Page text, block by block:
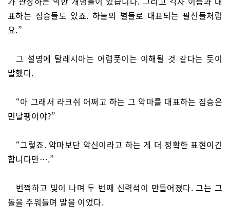
표하는 짐승들도 있죠. 하늘의 별들로 대표되는 팔신들처럼
요.”
그 설명에 탈레시아는 어렴풋이는 이해될 것 같다는 듯이
말했다.
“아 그래서 라크쉬 어쩌고 하는 그 악마를 대표하는 짐승은
민달팽이야?”
“그렇죠. 악마보단 악신이라고 하는 게 더 정확한 표현이긴
합니다만….”
번쩍하고 빛이 나며 두 번째 신력석이 만들어졌다. 그는 그
돌을 주워들며 말을 이었다.